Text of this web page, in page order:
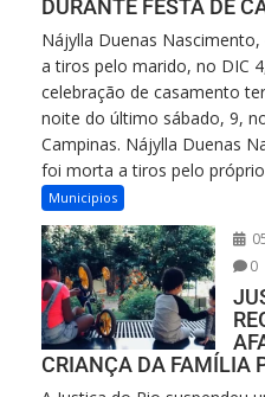
DURANTE FESTA DE
Nájylla Duenas
a tiros pelo marido, no DIC
celebração de casamento
noite do último sábado, 9,
Campinas. Nájylla Duenas
foi morta a tiros pelo
Municipios
0
CRIANÇA DA FAMÍLIA